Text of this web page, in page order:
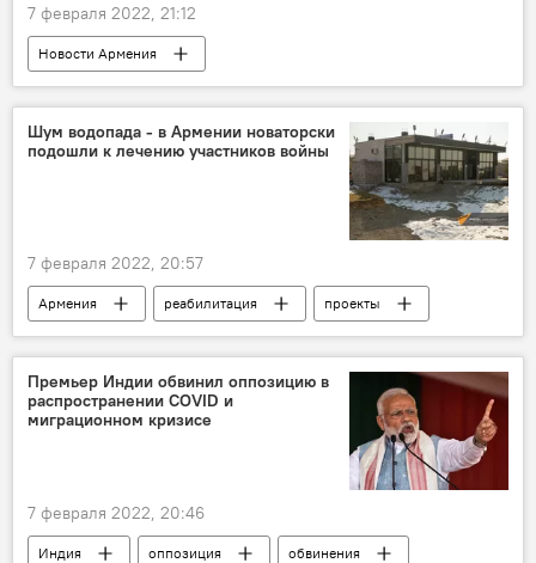
7 февраля 2022, 21:12
Новости Армения
Происшествия и инциденты в Ереване
Шум водопада - в Армении новаторски
подошли к лечению участников войны
7 февраля 2022, 20:57
Армения реабилитация проекты
Премьер Индии обвинил оппозицию в
распространении COVID и
миграционном кризисе
7 февраля 2022, 20:46
Индия оппозиция
обвинения